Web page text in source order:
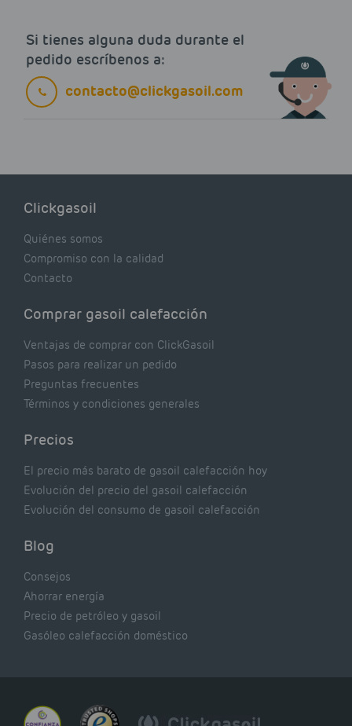
Si tienes alguna duda durante el
pedido escríbenos a:
contacto@clickgasoil.com
Clickgasoil
Quiénes somos
Compromiso con la calidad
Contacto
Comprar gasoil calefacción
Ventajas de comprar con ClickGasoil
Pasos para realizar un pedido
Preguntas frecuentes
Términos y condiciones generales
Precios
El precio más barato de gasoil calefacción hoy
Evolución del precio del gasoil calefacción
Evolución del consumo de gasoil calefacción
Blog
Consejos
Ahorrar energía
Precio de petróleo y gasoil
Gasóleo calefacción doméstico